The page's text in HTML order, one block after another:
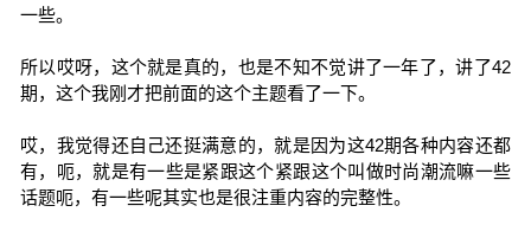
一些。
所以哎呀，这个就是真的，也是不知不觉讲了一年了，讲了42
期，这个我刚才把前面的这个主题看了一下。
哎，我觉得还自己还挺满意的，就是因为这42期各种内容还都
有，呃，就是有一些是紧跟这个紧跟这个叫做时尚潮流嘛一些
话题呃，有一些呢其实也是很注重内容的完整性。